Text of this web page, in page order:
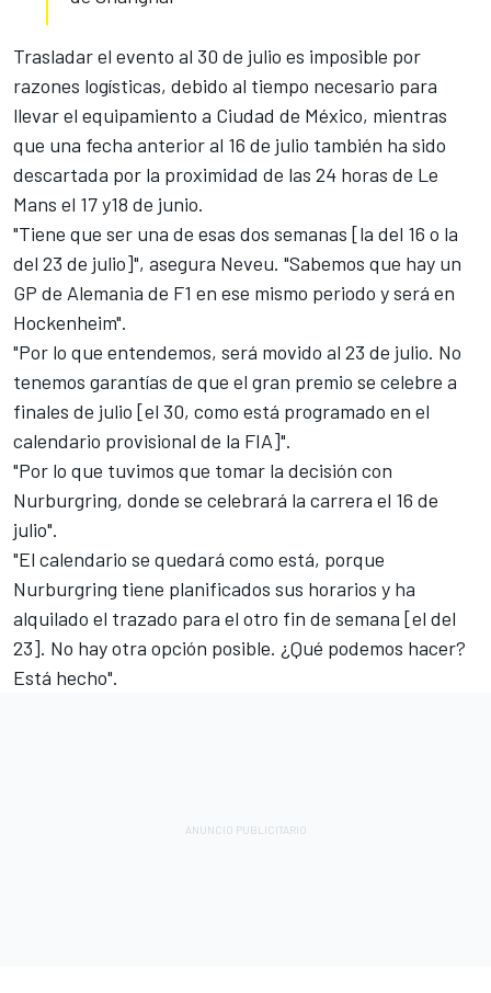
Trasladar el evento al 30 de julio es imposible por
razones logísticas, debido al tiempo necesario para
llevar el equipamiento a Ciudad de México, mientras
que una fecha anterior al 16 de julio también ha sido
descartada por la proximidad de las 24 horas de Le
Mans el 17 y18 de junio.
"Tiene que ser una de esas dos semanas [la del 16 o la
del 23 de julio]", asegura Neveu. "Sabemos que hay un
GP de Alemania de F1 en ese mismo periodo y será en
Hockenheim".
"Por lo que entendemos, será movido al 23 de julio. No
tenemos garantías de que el gran premio se celebre a
finales de julio [el 30, como está programado en el
calendario provisional de la FIA]".
"Por lo que tuvimos que tomar la decisión con
Nurburgring, donde se celebrará la carrera el 16 de
julio".
"El calendario se quedará como está, porque
Nurburgring tiene planificados sus horarios y ha
alquilado el trazado para el otro fin de semana [el del
23]. No hay otra opción posible. ¿Qué podemos hacer?
Está hecho".